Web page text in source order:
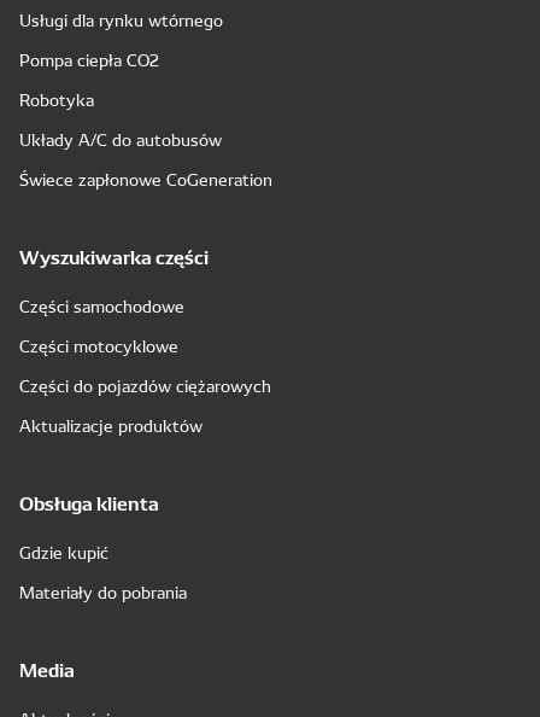
Usługi dla rynku wtórnego
Pompa ciepła CO2
Robotyka
Układy A/C do autobusów
Świece zapłonowe CoGeneration
Wyszukiwarka części
Części samochodowe
Części motocyklowe
Części do pojazdów ciężarowych
Aktualizacje produktów
Obsługa klienta
Gdzie kupić
Materiały do pobrania
Media